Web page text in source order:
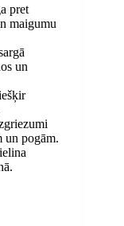
pret
maigumu
un
un pogām.